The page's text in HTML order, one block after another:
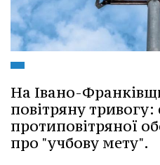
На Івано-
повітряну тривогу:
протиповітряної
про "учбову мету".